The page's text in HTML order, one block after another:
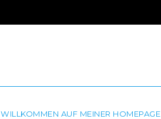
WILLKOMMEN AUF MEINER HOMEPAGE